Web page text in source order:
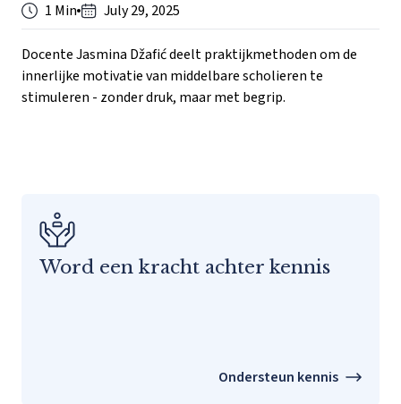
1 Min
July 29, 2025
Docente Jasmina Džafić deelt praktijkmethoden om de
innerlijke motivatie van middelbare scholieren te
stimuleren - zonder druk, maar met begrip.
Word een kracht achter kennis
Ondersteun kennis